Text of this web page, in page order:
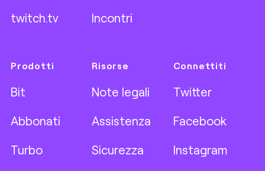
twitch.tv Incontri
Prodotti
Bit
Abbonati
Turbo
Risorse
Note legali
Assistenza
Sicurezza
Connettiti
Twitter
Facebook
Instagram